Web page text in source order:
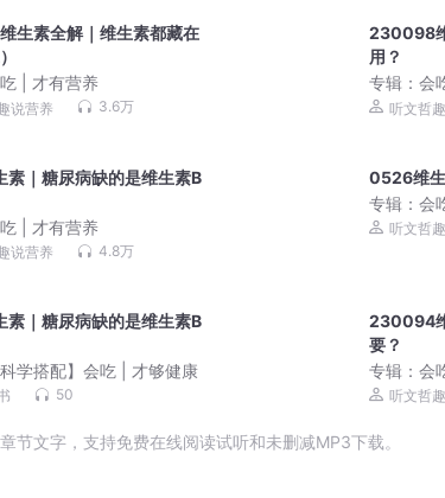
生素全解｜维生素都藏在
| 才有营养
说营养 3.6万
230098
用？
专辑：会
听文哲
素｜糖尿病缺的是维生素B
| 才有营养
说营养 4.8万
0526维
专辑：会
听文哲
素｜糖尿病缺的是维生素B
科学搭配】会吃 | 才够健康
50
230094
要？
专辑：会
听文哲
文字，支持免费在线阅读试听和未删减MP3下载。